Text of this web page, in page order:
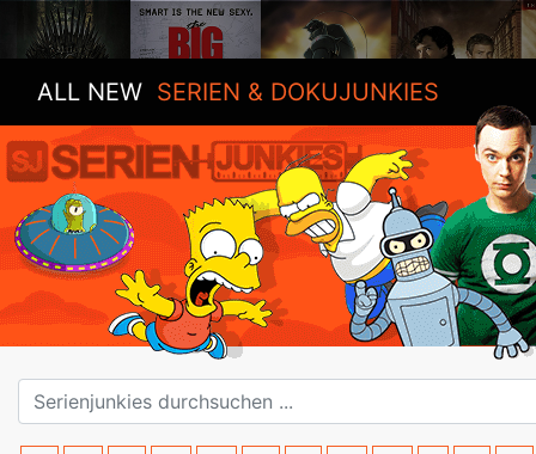
ALL NEW SERIEN & DOKUJUNKIES